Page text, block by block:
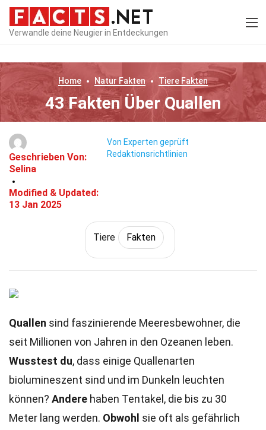
Verwandle deine Neugier in Entdeckungen
Home Natur Fakten Tiere Fakten
43 Fakten Über Quallen
Geschrieben Von:
Selina
Modified & Updated:
13 Jan 2025
Von Experten geprüft
Redaktionsrichtlinien
Tiere Fakten
Quallen sind faszinierende Meeresbewohner, die
seit Millionen von Jahren in den Ozeanen leben.
Wusstest du, dass einige Quallenarten
biolumineszent sind und im Dunkeln leuchten
können? Andere haben Tentakel, die bis zu 30
Meter lang werden. Obwohl sie oft als gefährlich